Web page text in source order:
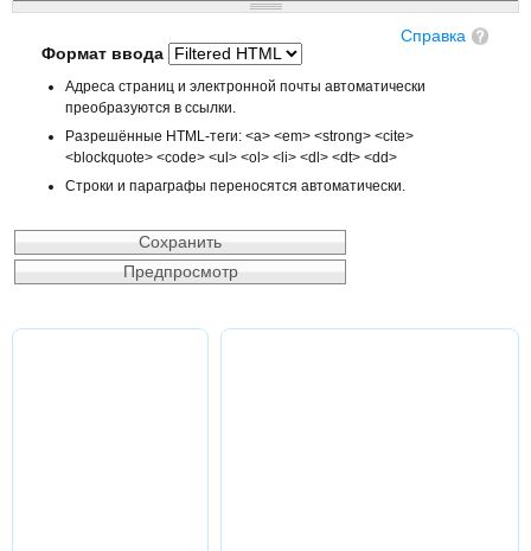
Справка
Формат ввода
Адреса страниц и электронной почты автоматически
преобразуются в ссылки.
Разрешённые HTML-теги: <a> <em> <strong> <cite>
<blockquote> <code> <ul> <ol> <li> <dl> <dt> <dd>
Строки и параграфы переносятся автоматически.